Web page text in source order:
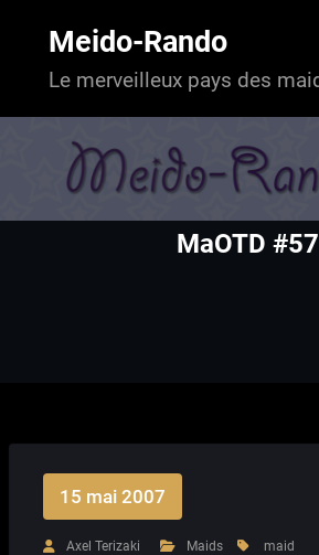
Meido-Rando
Le merveilleux pays des
MaOTD #57
15 mai 2007
Axel Terizaki Maids maid